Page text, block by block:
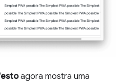
agora mostra uma